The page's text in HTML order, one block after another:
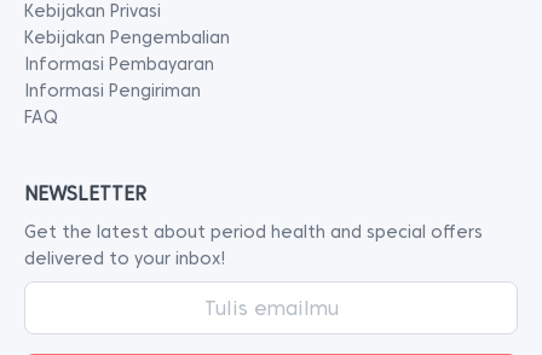
Kebijakan Privasi
Kebijakan Pengembalian
Informasi Pembayaran
Informasi Pengiriman
FAQ
NEWSLETTER
Get the latest about period health and special offers
delivered to your inbox!